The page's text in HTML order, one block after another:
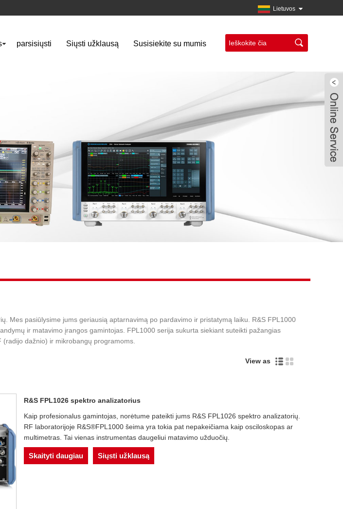
Lietuvos
parsisiųsti Siųsti užklausą Susisiekite su mumis
Mes pasiūlysime jums geriausią aptarnavimą po pardavimo ir pristatymą laiku. R&S FPL1000
ir matavimo įrangos gamintojas. FPL1000 serija sukurta siekiant suteikti pažangias
dažnio) ir mikrobangų programoms.
View as
R&S FPL1026 spektro analizatorius
Kaip profesionalus gamintojas, norėtume pateikti jums R&S FPL1026 spektro analizatorių.
RF laboratorijoje R&S®FPL1000 šeima yra tokia pat nepakeičiama kaip osciloskopas ar
multimetras. Tai vienas instrumentas daugeliui matavimo užduočių.
Skaityti daugiau Siųsti užklausą